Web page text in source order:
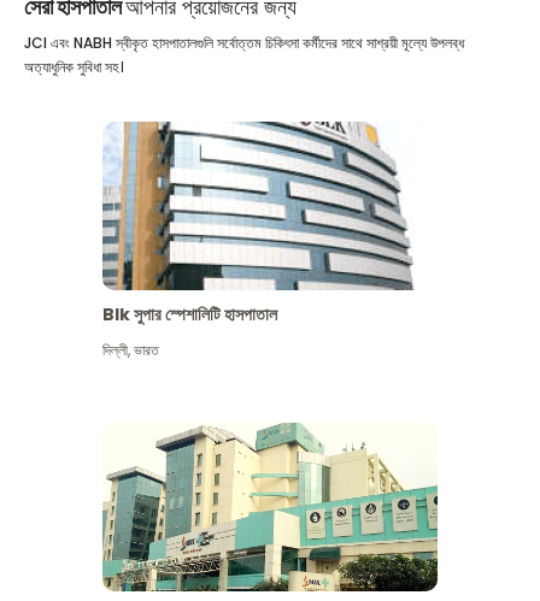
সেরা হাসপাতালআপনার প্রয়োজনের জন্য
JCI এবং NABH স্বীকৃত হাসপাতালগুলি সর্বোত্তম চিকিৎসা কর্মীদের সাথে সাশ্রয়ী মূল্যে উপলব্ধ
অত্যাধুনিক সুবিধা সহ।
Blk সুপার স্পেশালিটি হাসপাতাল
দিল্লী,ভারত